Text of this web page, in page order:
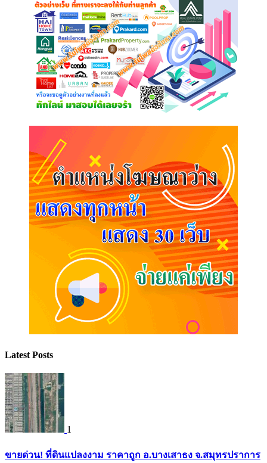
Latest Posts
1
ขายด่วน! ที่ดินแปลงงาม ราคาถูก อ.บางเสาธง จ.สมุทรปราการ